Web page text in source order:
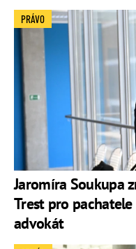
Jaromíra Soukupa
Trest pro
advokát
PRÁVO